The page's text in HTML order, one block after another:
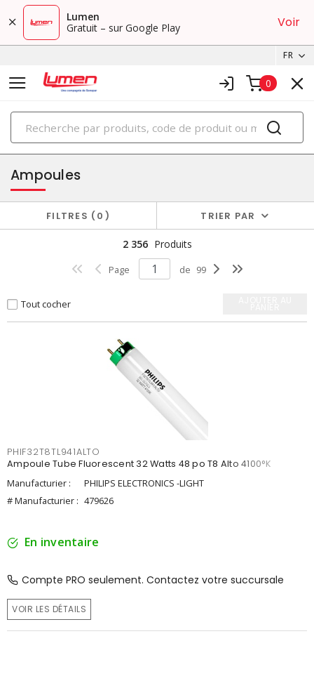
Lumen
Gratuit – sur Google Play
Voir
FR
0
PRODUITS
éclairage
Ampoules
FILTRES 0 TRIER PAR
2 356 Produits
Page de 99
Tout cocher
PHIF32T8TL941ALTO
Ampoule Tube Fluorescent 32 Watts 48 po T8 Alto 4100°K
Manufacturier :
PHILIPS ELECTRONICS -LIGHT
# Manufacturier : 479626
En inventaire
Compte PRO seulement. Contactez votre succursale
VOIR LES DÉTAILS